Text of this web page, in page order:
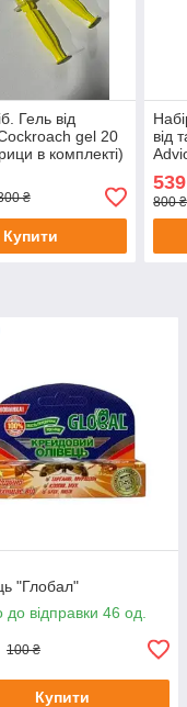
Гель від
gel 20
в комплекті)
₴
Купити
від
539
800
"Глобал"
до відправки 46 од.
100 ₴
Купити